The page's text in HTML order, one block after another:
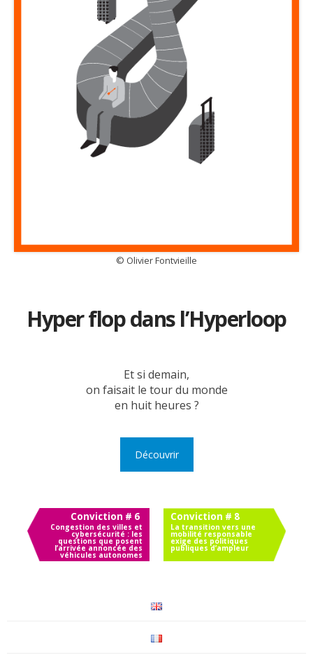
© Olivier Fontvieille
Hyper flop dans l’Hyperloop
Et si demain,
on faisait le tour du monde
en huit heures ?
Découvrir
Conviction # 6
Congestion des villes et
cybersécurité : les
questions que posent
l’arrivée annoncée des
véhicules autonomes
Conviction # 8
La transition vers une
mobilité responsable
exige des politiques
publiques d’ampleur